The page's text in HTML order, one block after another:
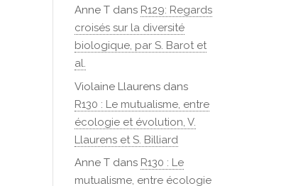
Anne T dans R129: Regards
croisés sur la diversité
biologique, par S. Barot et
al.
Violaine Llaurens dans
R130 : Le mutualisme, entre
écologie et évolution, V.
Llaurens et S. Billiard
Anne T dans R130 : Le
mutualisme, entre écologie